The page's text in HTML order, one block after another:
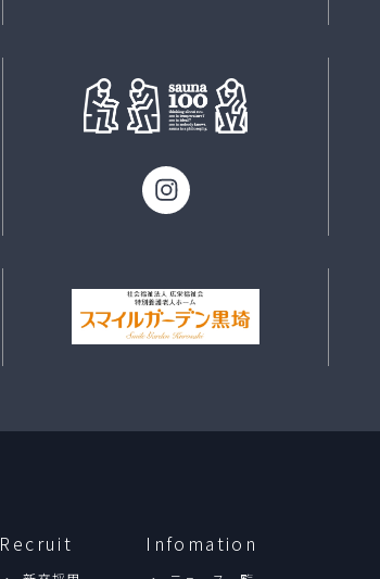
Recruit Infomation